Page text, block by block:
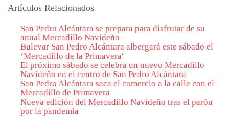
Artículos Relacionados
San Pedro Alcántara se prepara para disfrutar de su
anual Mercadillo Navideño
Bulevar San Pedro Alcántara albergará este sábado el
‘Mercadillo de la Primavera'
El próximo sábado se celebra un nuevo Mercadillo
Navideño en el centro de San Pedro Alcántara
San Pedro Alcántara saca el comercio a la calle con el
Mercadillo de Primavera
Nueva edición del Mercadillo Navideño tras el parón
por la pandemia